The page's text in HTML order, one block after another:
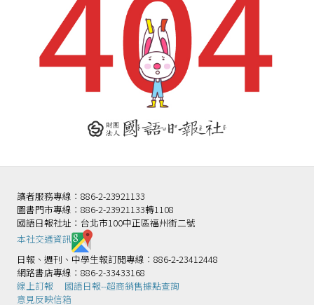
讀者服務專線：886-2-23921133
圖書門市專線：886-2-23921133轉1108
國語日報社址：台北市100中正區福州街二號
本社交通資訊️
日報、週刊、中學生報訂閱專線：886-2-23412448
網路書店專線：886-2-33433168
線上訂報
國語日報--超商銷售據點查詢
意見反映信箱